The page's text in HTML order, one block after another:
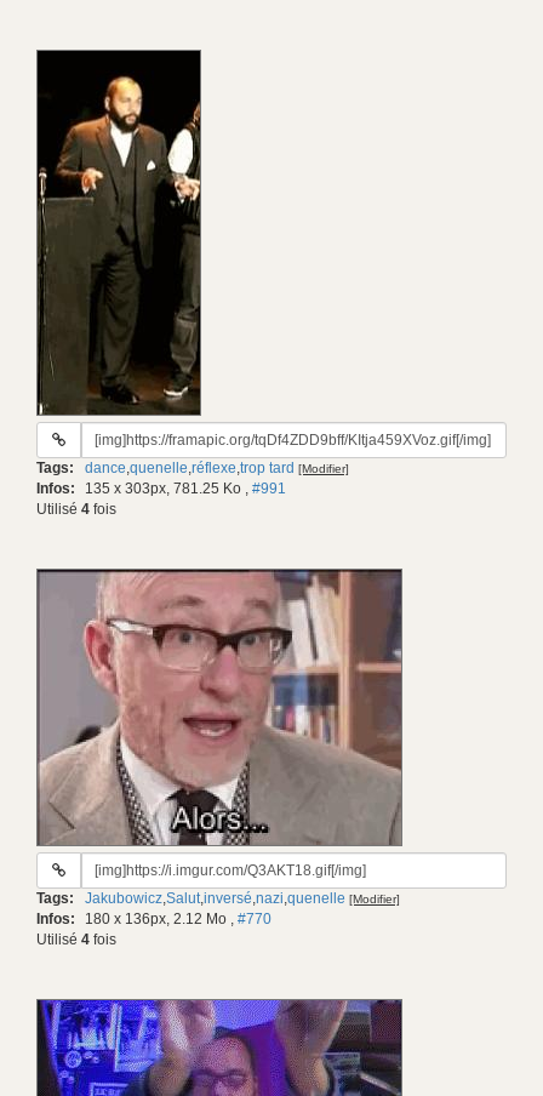
URL
gif:
Tags: dance,quenelle,réflexe,trop tard [Modifier]
Infos: 135 x 303px, 781.25 Ko , #991
Utilisé 4 fois
URL
gif:
Tags: Jakubowicz,Salut,inversé,nazi,quenelle [Modifier]
Infos: 180 x 136px, 2.12 Mo , #770
Utilisé 4 fois